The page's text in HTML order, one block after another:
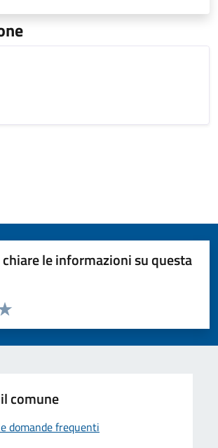
le informazioni su questa
la pagina
5 stelle su 5
4 stelle su 5
su 5
su 5
5
comune
domande frequenti